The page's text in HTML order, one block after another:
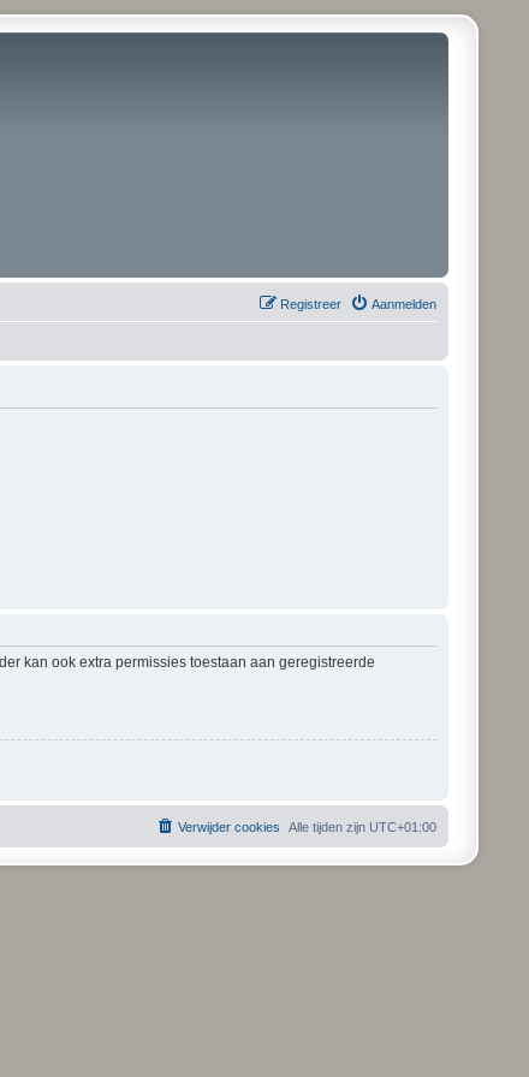
Aanmelden
Registreer
kan ook extra permissies toestaan aan geregistreerde
Alle tijden zijn UTC+01:00
Verwijder cookies